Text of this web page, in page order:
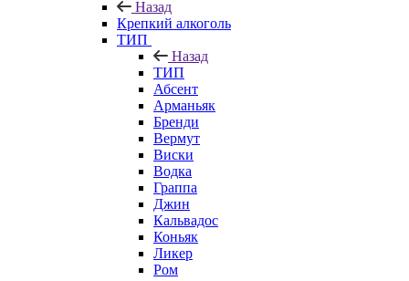
Назад
Крепкий алкоголь
ТИП
Назад
ТИП
Абсент
Арманьяк
Бренди
Вермут
Виски
Водка
Граппа
Джин
Кальвадос
Коньяк
Ликер
Ром